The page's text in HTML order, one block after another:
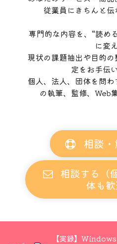
従業員にきちんと
専門的な内容を、“読め
に変
現状の課題抽出や目的
定をお手伝
個人、法人、団体を問
の執筆、監修、Web
相談
相談する（
体も歓
【実録】